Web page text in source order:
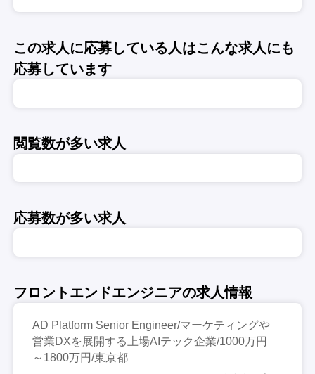
この求人に応募している人はこんな求人にも
応募しています
閲覧数が多い求人
応募数が多い求人
フロントエンドエンジニアの求人情報
AD Platform Senior Engineer/マーケティングや
営業DXを展開する上場AIテック企業/1000万円
～1800万円/東京都